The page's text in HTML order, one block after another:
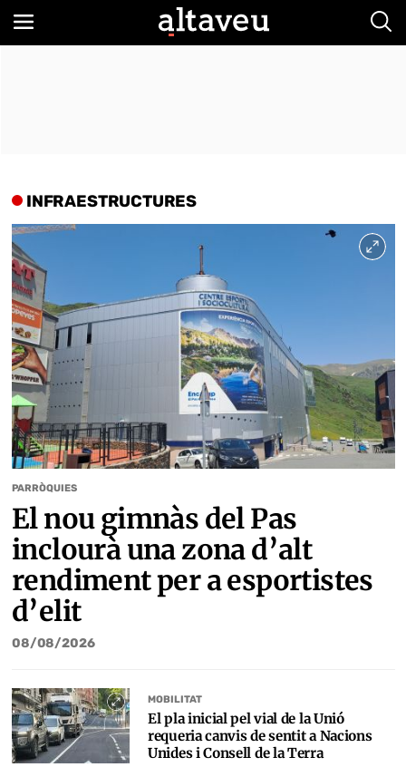
INFRAESTRUCTURES
PARRÒQUIES
El nou gimnàs del Pas
inclourà una zona d’alt
rendiment per a esportistes
d’elit
08/08/2026
MOBILITAT
El pla inicial pel vial de la Unió
requeria canvis de sentit a Nacions
Unides i Consell de la Terra